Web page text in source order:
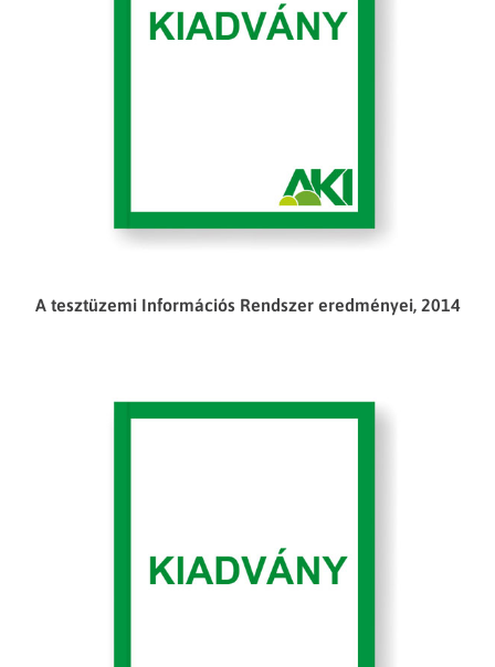
A tesztüzemi Információs Rendszer eredményei, 2014